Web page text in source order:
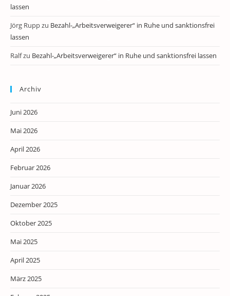
lassen
Jörg Ruppzu Bezahl-„Arbeitsverweigerer“ in Ruhe und sanktionsfrei
lassen
Ralfzu Bezahl-„Arbeitsverweigerer“ in Ruhe und sanktionsfrei lassen
Archiv
Juni 2026
Mai 2026
April 2026
Februar 2026
Januar 2026
Dezember 2025
Oktober 2025
Mai 2025
April 2025
März 2025